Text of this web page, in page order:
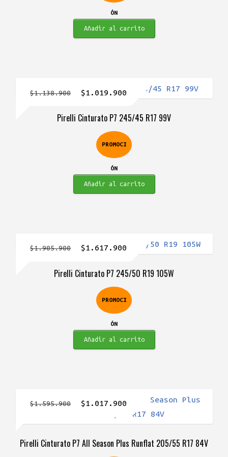
ÓN
Añadir al carrito
Pirelli Cinturato P7 245/45 R17 99V
PROMOCI
ÓN
$1.138.900
El
original
$1.138.900.
$1.019.900El
actual
es:
$1.019.900.
Añadir al carrito
Pirelli Cinturato P7 245/50 R19 105W
PROMOCI
ÓN
$1.905.900
El
original
$1.905.900.
$1.617.900El
actual
es:
$1.617.900.
Añadir al carrito
Pirelli Cinturato P7 All Season Plus Runflat 205/55 R17 84V
$1.595.900
El
era:
$1.017.900El
precio
es: